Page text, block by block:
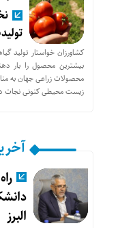
کشاورزان خواستار تولید
بیشترین محصول را بار
محصولات زراعی جهان به
زیست محیطی کنونی نجات
البرز